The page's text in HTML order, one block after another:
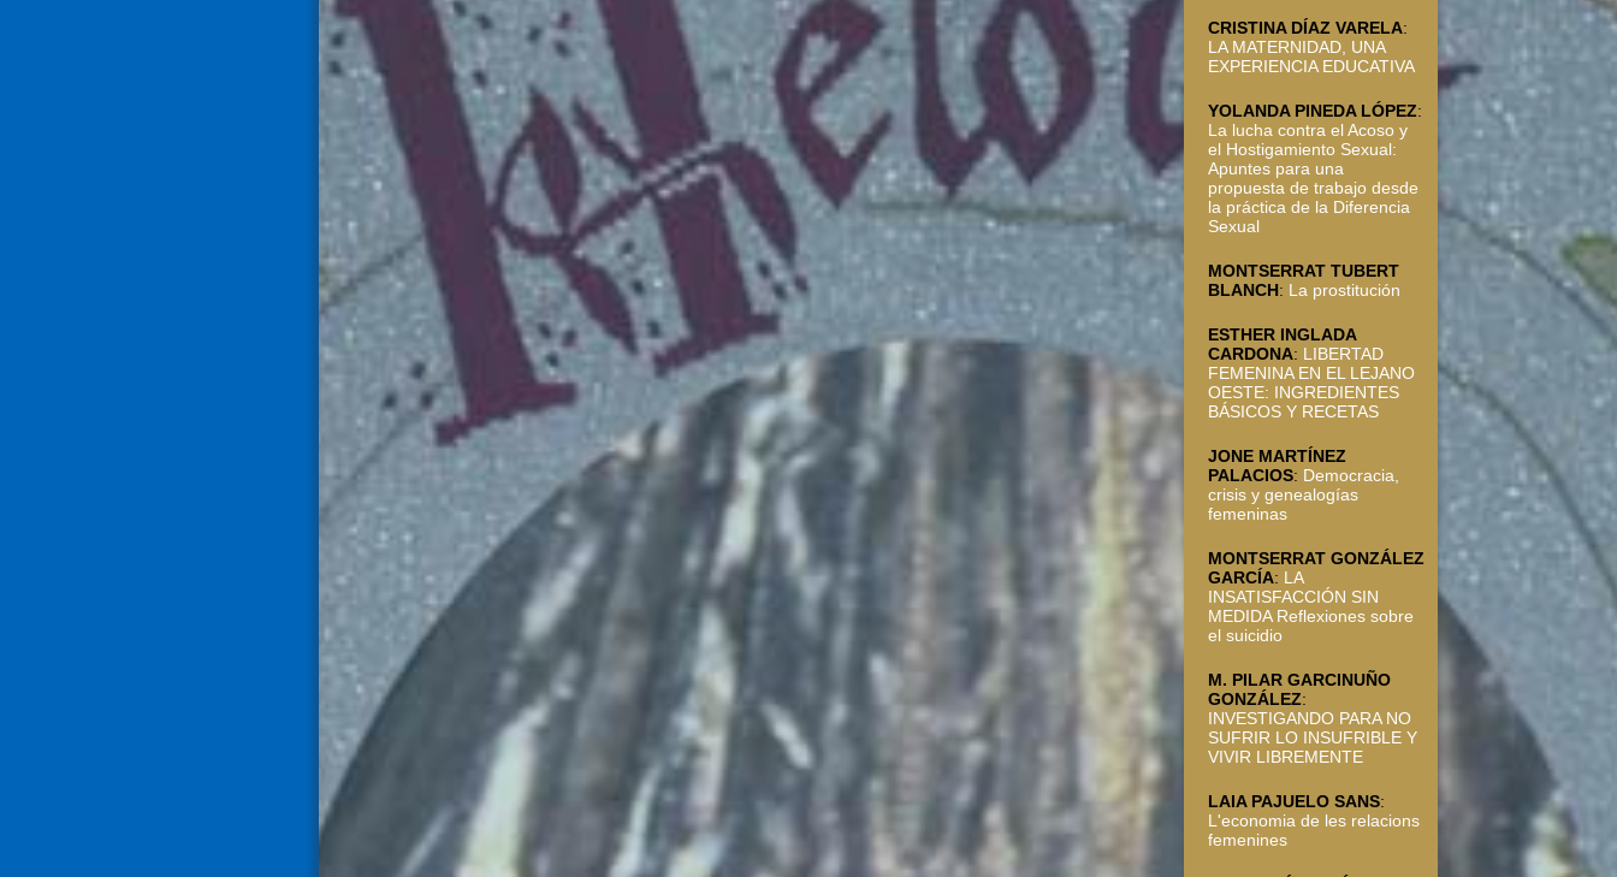
CRISTINA DÍAZ VARELA:
LA MATERNIDAD, UNA
EXPERIENCIA EDUCATIVA
YOLANDA PINEDA LÓPEZ:
La lucha contra el Acoso y
el Hostigamiento Sexual:
Apuntes para una
propuesta de trabajo desde
la práctica de la Diferencia
Sexual
MONTSERRAT TUBERT
BLANCH: La prostitución
ESTHER INGLADA
CARDONA: LIBERTAD
FEMENINA EN EL LEJANO
OESTE: INGREDIENTES
BÁSICOS Y RECETAS
JONE MARTÍNEZ
PALACIOS: Democracia,
crisis y genealogías
femeninas
MONTSERRAT GONZÁLEZ
GARCÍA: LA
INSATISFACCIÓN SIN
MEDIDA Reflexiones sobre
el suicidio
M. PILAR GARCINUÑO
GONZÁLEZ:
INVESTIGANDO PARA NO
SUFRIR LO INSUFRIBLE Y
VIVIR LIBREMENTE
LAIA PAJUELO SANS:
L'economia de les relacions
femenines